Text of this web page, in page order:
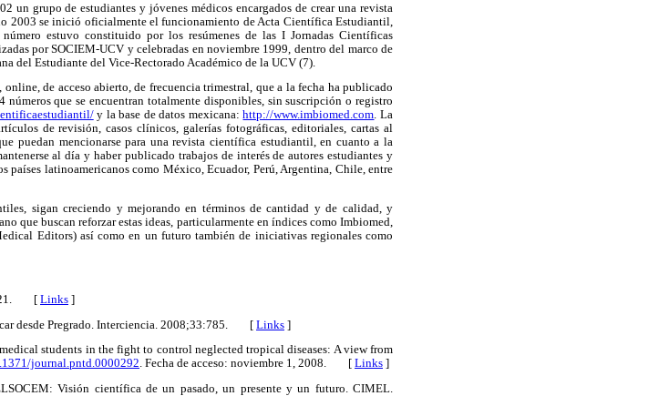
un grupo de estudiantes y jóvenes médicos encargados de crear una revista
2003 se inició oficialmente el funcionamiento de Acta Científica Estudiantil,
estuvo constituido por los resúmenes de las I Jornadas Científicas
por SOCIEM-UCV y celebradas en noviembre 1999, dentro del marco de
del Estudiante del Vice-Rectorado Académico de la UCV (7).
de acceso abierto, de frecuencia trimestral, que a la fecha ha publicado
que se encuentran totalmente disponibles, sin suscripción o registro
y la base de datos mexicana:http://www.imbiomed.com. La
de revisión, casos clínicos, galerías fotográficas, editoriales, cartas al
puedan mencionarse para una revista científica estudiantil, en cuanto a la
al día y haber publicado trabajos de interés de autores estudiantes y
países latinoamericanos como México, Ecuador, Perú, Argentina, Chile, entre
sigan creciendo y mejorando en términos de cantidad y de calidad, y
que buscan reforzar estas ideas, particularmente en índices como Imbiomed,
Editors) así como en un futuro también de iniciativas regionales como
[ Links ]
desde Pregrado. Interciencia. 2008;33:785. [ Links ]
students in the fight to control neglected tropical diseases: A view from
journal.pntd.0000292. Fecha de acceso: noviembre 1, 2008. [ Links ]
Visión científica de un pasado, un presente y un futuro. CIMEL.